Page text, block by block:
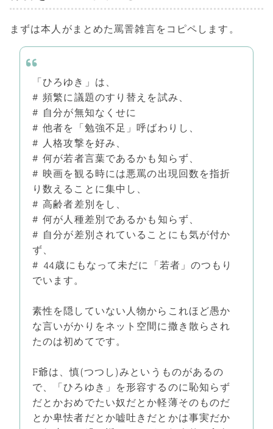
まずは本人がまとめた罵詈雑言をコピペします。
「ひろゆき」は、
# 頻繁に議題のすり替えを試み、
# 自分が無知なくせに
# 他者を「勉強不足」呼ばわりし、
# 人格攻撃を好み、
# 何が若者言葉であるかも知らず、
# 映画を観る時には悪罵の出現回数を指折
り数えることに集中し、
# 高齢者差別をし、
# 何が人種差別であるかも知らず、
# 自分が差別されていることにも気が付か
ず、
# 44歳にもなって未だに「若者」のつもり
でいます。
素性を隠していない人物からこれほど愚か
な言いがかりをネット空間に撒き散らされ
たのは初めてです。
F爺は、慎(つつし)みというものがあるの
で、「ひろゆき」を形容するのに恥知らず
だとかおめでたい奴だとか軽薄そのものだ
とか卑怯者だとか嘘吐きだとかは事実だか